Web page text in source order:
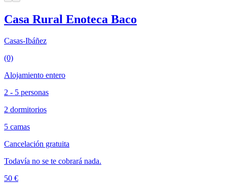
Casa Rural Enoteca Baco
Casas-Ibáñez
(0)
Alojamiento entero
2 - 5 personas
2 dormitorios
5 camas
Cancelación gratuita
Todavía no se te cobrará nada.
50 €